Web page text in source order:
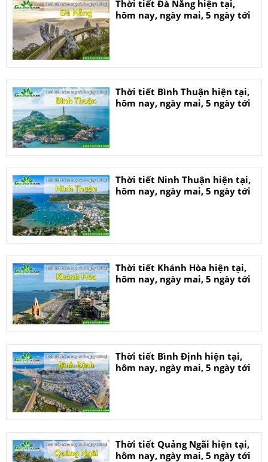
Thời tiết Đà Nẵng hiện tại,
hôm nay, ngày mai, 5 ngày tới
Thời tiết Bình Thuận hiện tại,
hôm nay, ngày mai, 5 ngày tới
Thời tiết Ninh Thuận hiện tại,
hôm nay, ngày mai, 5 ngày tới
Thời tiết Khánh Hòa hiện tại,
hôm nay, ngày mai, 5 ngày tới
Thời tiết Bình Định hiện tại,
hôm nay, ngày mai, 5 ngày tới
Thời tiết Quảng Ngãi hiện tại,
hôm nay, ngày mai, 5 ngày tới